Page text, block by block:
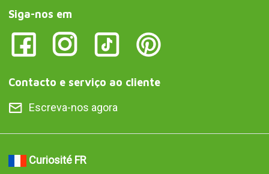
Siga-nos em
Contacto e serviço ao cliente
Escreva-nos agora
Curiosité FR